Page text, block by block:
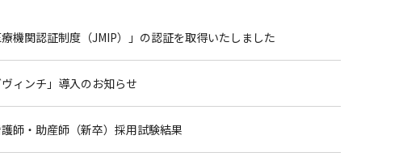
療機関認証制度（JMIP）」の認証を取得いたしました
ィンチ」導入のお知らせ
師・助産師（新卒）採用試験結果